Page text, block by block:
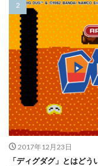
2017年12月23日
「ディグダグ」とはど